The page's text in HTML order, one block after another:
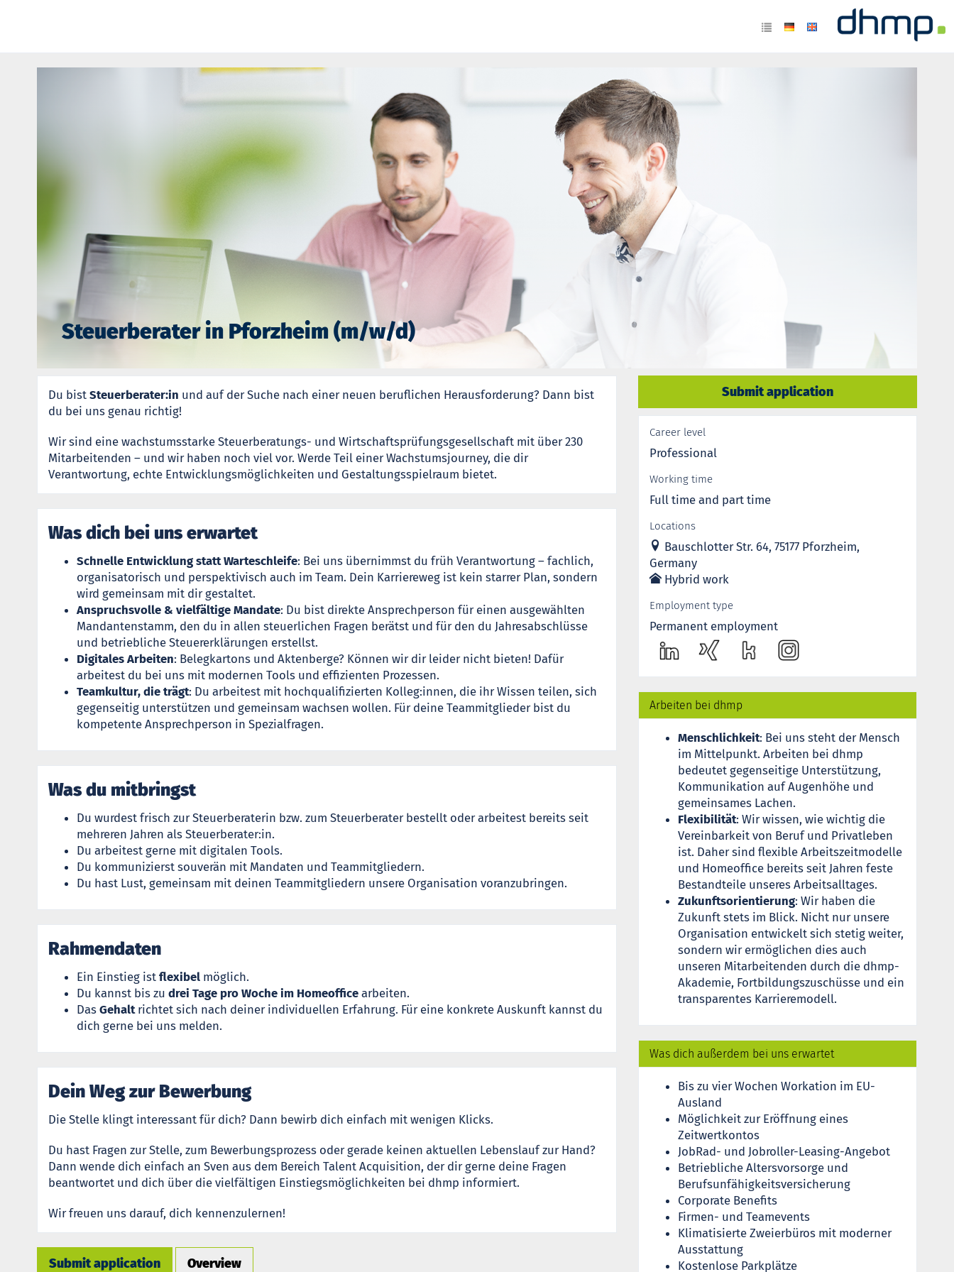
Steuerberater in Pforzheim (m/w/d)
Du bist Steuerberater:in und auf der Suche nach einer neuen beruflichen Herausforderung? Dann bist
du bei uns genau richtig!
Wir sind eine wachstumsstarke Steuerberatungs- und Wirtschaftsprüfungsgesellschaft mit über 230
Mitarbeitenden – und wir haben noch viel vor. Werde Teil einer Wachstumsjourney, die dir
Verantwortung, echte Entwicklungsmöglichkeiten und Gestaltungsspielraum bietet.
Was dich bei uns erwartet
Schnelle Entwicklung statt Warteschleife: Bei uns übernimmst du früh Verantwortung – fachlich,
organisatorisch und perspektivisch auch im Team. Dein Karriereweg ist kein starrer Plan, sondern
wird gemeinsam mit dir gestaltet.
Anspruchsvolle & vielfältige Mandate: Du bist direkte Ansprechperson für einen ausgewählten
Mandantenstamm, den du in allen steuerlichen Fragen berätst und für den du Jahresabschlüsse
und betriebliche Steuererklärungen erstellst.
Digitales Arbeiten: Belegkartons und Aktenberge? Können wir dir leider nicht bieten! Dafür
arbeitest du bei uns mit modernen Tools und effizienten Prozessen.
Teamkultur, die trägt: Du arbeitest mit hochqualifizierten Kolleg:innen, die ihr Wissen teilen, sich
gegenseitig unterstützen und gemeinsam wachsen wollen. Für deine Teammitglieder bist du
kompetente Ansprechperson in Spezialfragen.
Was du mitbringst
Du wurdest frisch zur Steuerberaterin bzw. zum Steuerberater bestellt oder arbeitest bereits seit
mehreren Jahren als Steuerberater:in.
Du arbeitest gerne mit digitalen Tools.
Du kommunizierst souverän mit Mandaten und Teammitgliedern.
Du hast Lust, gemeinsam mit deinen Teammitgliedern unsere Organisation voranzubringen.
Rahmendaten
Ein Einstieg ist flexibel möglich.
Du kannst bis zu drei Tage pro Woche im Homeoffice arbeiten.
Das Gehaltrichtet sich nach deiner individuellen Erfahrung. Für eine konkrete Auskunft kannst du
dich gerne bei uns melden.
Dein Weg zur Bewerbung
Die Stelle klingt interessant für dich? Dann bewirb dich einfach mit wenigen Klicks.
Du hast Fragen zur Stelle, zum Bewerbungsprozess oder gerade keinen aktuellen Lebenslauf zur Hand?
Dann wende dich einfach an Sven aus dem Bereich Talent Acquisition, der dir gerne deine Fragen
beantwortet und dich über die vielfältigen Einstiegsmöglichkeiten bei dhmp informiert.
Wir freuen uns darauf, dich kennenzulernen!
Submit application Overview
Submit application
Career level
Professional
Working time
Full time and part time
Locations
Bauschlotter Str. 64, 75177 Pforzheim,
Germany
Hybrid work
Employment type
Permanent employment
Arbeiten bei dhmp
Menschlichkeit: Bei uns steht der Mensch
im Mittelpunkt. Arbeiten bei dhmp
bedeutet gegenseitige Unterstützung,
Kommunikation auf Augenhöhe und
gemeinsames Lachen.
Flexibilität: Wir wissen, wie wichtig die
Vereinbarkeit von Beruf und Privatleben
ist. Daher sind flexible Arbeitszeitmodelle
und Homeoffice bereits seit Jahren feste
Bestandteile unseres Arbeitsalltages.
Zukunftsorientierung: Wir haben die
Zukunft stets im Blick. Nicht nur unsere
Organisation entwickelt sich stetig weiter,
sondern wir ermöglichen dies auch
unseren Mitarbeitenden durch die dhmp-
Akademie, Fortbildungszuschüsse und ein
transparentes Karrieremodell.
Was dich außerdem bei uns erwartet
Bis zu vier Wochen Workation im EU-
Ausland
Möglichkeit zur Eröffnung eines
Zeitwertkontos
JobRad- und Jobroller-Leasing-Angebot
Betriebliche Altersvorsorge und
Berufsunfähigkeitsversicherung
Corporate Benefits
Firmen- und Teamevents
Klimatisierte Zweierbüros mit moderner
Ausstattung
Kostenlose Parkplätze